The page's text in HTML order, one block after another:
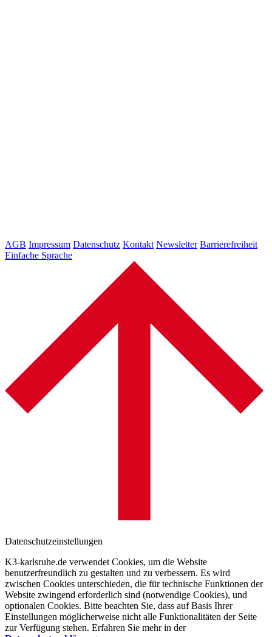
AGB Impressum Datenschutz Kontakt Newsletter Barrierefreiheit
Einfache Sprache
Datenschutzeinstellungen
K3-karlsruhe.de verwendet Cookies, um die Website
benutzerfreundlich zu gestalten und zu verbessern. Es wird
zwischen Cookies unterschieden, die für technische Funktionen der
Website zwingend erforderlich sind (notwendige Cookies), und
optionalen Cookies. Bitte beachten Sie, dass auf Basis Ihrer
Einstellungen möglicherweise nicht alle Funktionalitäten der Seite
zur Verfügung stehen. Erfahren Sie mehr in der